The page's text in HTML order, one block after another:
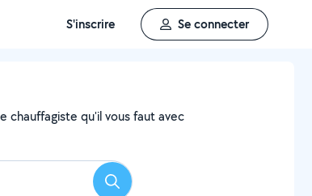
S'inscrire Se connecter
chauffagiste qu'il vous faut avec
Rechercher